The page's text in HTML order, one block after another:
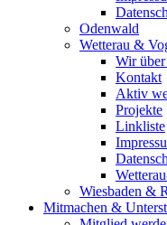
Odenwald
Wetterau &
Wir
Kontakt
Aktiv
Projekte
Linkliste
Wiesbaden &
Mitmachen &